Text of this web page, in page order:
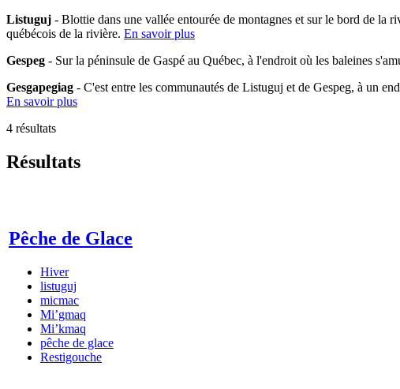
Listuguj - Blottie dans une vallée entourée de montagnes et sur le bord de
québécois de la rivière. En savoir plus
Gespeg - Sur la péninsule de Gaspé au Québec, à l'endroit où les baleines
Gesgapegiag - C'est entre les communautés de Listuguj et de Gespeg, à un
En savoir plus
4 résultats
Résultats
Pêche de Glace
Hiver
listuguj
micmac
Mi’gmaq
Mi’kmaq
pêche de glace
Restigouche